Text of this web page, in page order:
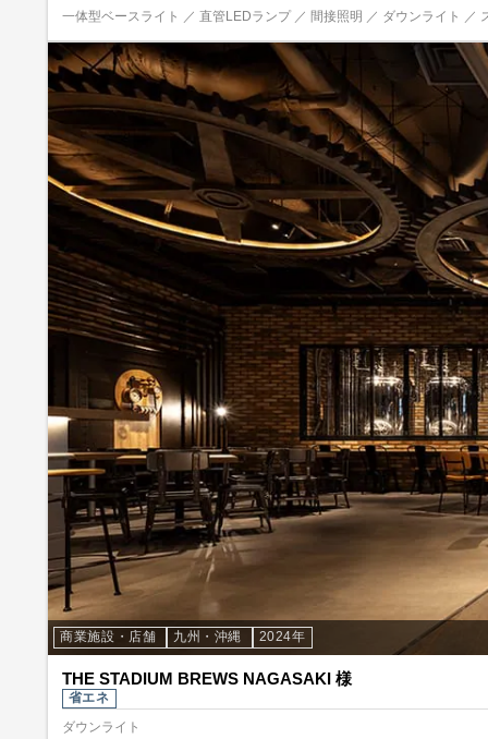
一体型ベースライト ／ 直管LEDランプ ／ 間接照明 ／ ダウンライト ／
商業施設・店舗 九州・沖縄 2024年
THE STADIUM BREWS NAGASAKI 様
省エネ
ダウンライト